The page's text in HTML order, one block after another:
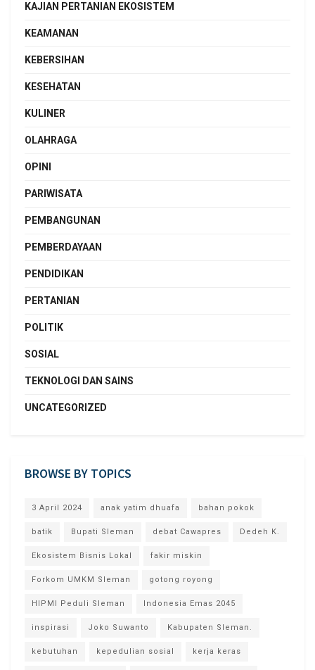
KAJIAN PERTANIAN EKOSISTEM
KEAMANAN
KEBERSIHAN
KESEHATAN
KULINER
OLAHRAGA
OPINI
PARIWISATA
PEMBANGUNAN
PEMBERDAYAAN
PENDIDIKAN
PERTANIAN
POLITIK
SOSIAL
TEKNOLOGI DAN SAINS
UNCATEGORIZED
BROWSE BY TOPICS
3 April 2024 anak yatim dhuafa bahan pokok
batik Bupati Sleman debat Cawapres Dedeh K.
Ekosistem Bisnis Lokal fakir miskin
Forkom UMKM Sleman gotong royong
HIPMI Peduli Sleman Indonesia Emas 2045
inspirasi Joko Suwanto Kabupaten Sleman.
kebutuhan kepedulian sosial kerja keras